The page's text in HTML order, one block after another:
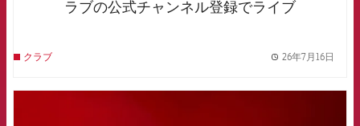
ラブの公式チャンネル登録でライブ
クラブ 26年7月16日